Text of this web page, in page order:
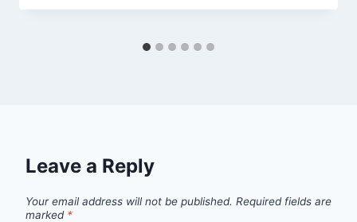
Leave a Reply
Your email address will not be published. Required fields are
marked *